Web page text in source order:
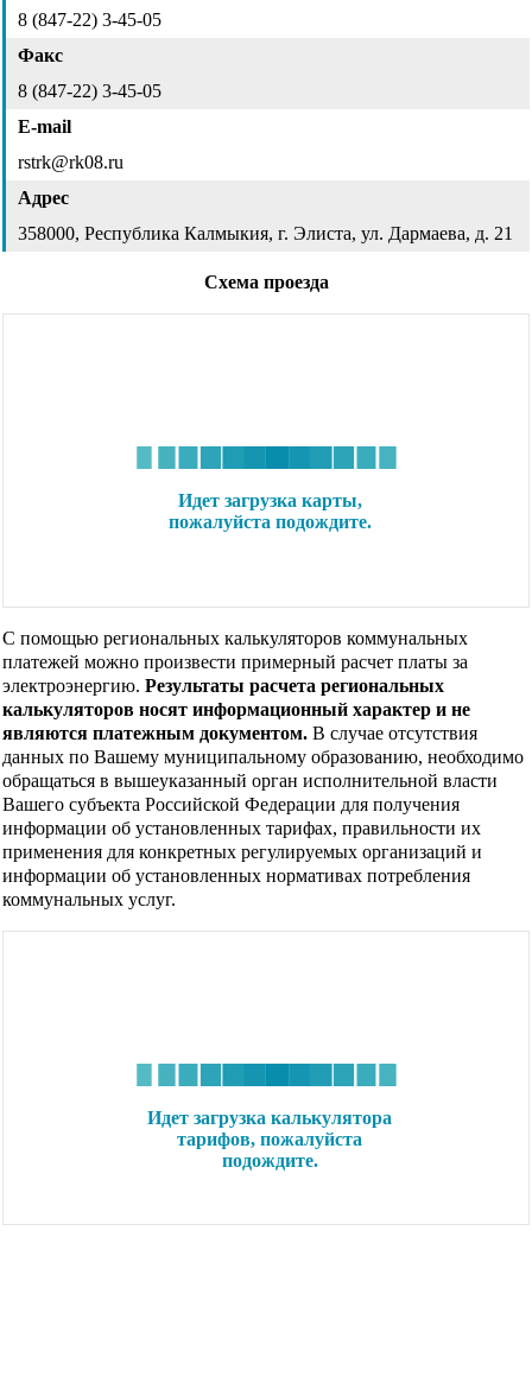
8 (847-22) 3-45-05
Факс
8 (847-22) 3-45-05
E-mail
rstrk@rk08.ru
Адрес
358000, Республика Калмыкия, г. Элиста, ул. Дармаева, д. 21
Схема проезда
С помощью региональных калькуляторов коммунальных
платежей можно произвести примерный расчет платы за
электроэнергию. Результаты расчета региональных
калькуляторов носят информационный характер и не
являются платежным документом. В случае отсутствия
данных по Вашему муниципальному образованию, необходимо
обращаться в вышеуказанный орган исполнительной власти
Вашего субъекта Российской Федерации для получения
информации об установленных тарифах, правильности их
применения для конкретных регулируемых организаций и
информации об установленных нормативах потребления
коммунальных услуг.